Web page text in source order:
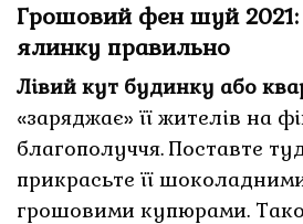
Грошовий фен шуй
ялинку правильно
Лівий кут будинку або
«заряджає» її жителів на
благополуччя. Поставте
прикрасьте її
грошовими купюрами.